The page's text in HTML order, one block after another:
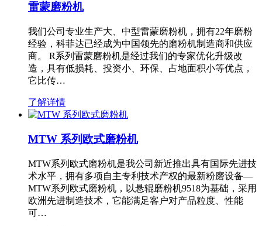
雷蒙磨粉机
我们公司专业生产大、中型雷蒙磨粉机，拥有22年磨粉
经验，科菲达已经成为中国领先的磨粉机制造商和供应
商。 R系列雷蒙磨粉机是经过我们的专家优化升级改
造，具有低损耗、投资小、环保、占地面积小等优点，
它比传…
了解详情
MTW 系列欧式磨粉机
MTW系列欧式磨粉机是我公司新近推出具有国际先进技
术水平，拥有多项自主专利技术产权的最新粉磨设备—
MTW系列欧式磨粉机，以悬辊磨粉机9518为基础，采用
欧洲先进制造技术，它能满足客户对产品粒度、性能
可…